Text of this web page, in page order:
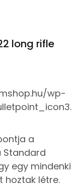
long rifle
wp-
a
Standard
egy mindenki
hoztak létre.